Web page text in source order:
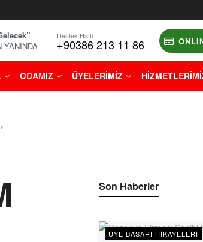
YANINDA
Destek Hattı
+90386 213 11 86
ODAMIZ ÜYELERİMİZ
Son Haberler
ÜYE BAŞARI HIKAYELERI